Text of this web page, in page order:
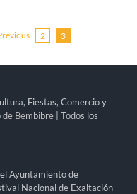
2 3
Fiestas, Comercio y
Bembibre| Todos los
Ayuntamiento de
Nacional de Exaltación